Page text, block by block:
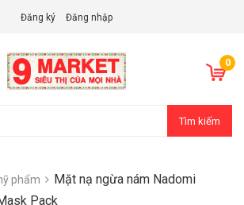
Đăng ký Đăng nhập
0
Tìm kiếm
phẩm
Mặt nạ ngừa nám Nadomi
Pack